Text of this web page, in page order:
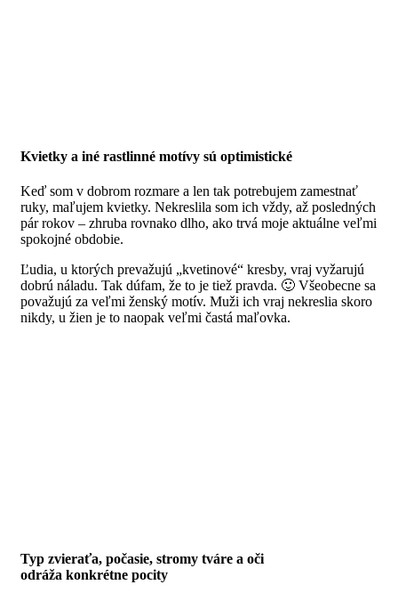
Kvietky a iné rastlinné motívy sú optimistické
Keď som v dobrom rozmare a len tak potrebujem zamestnať
ruky, maľujem kvietky. Nekreslila som ich vždy, až posledných
pár rokov – zhruba rovnako dlho, ako trvá moje aktuálne veľmi
spokojné obdobie.
Ľudia, u ktorých prevažujú „kvetinové“ kresby, vraj vyžarujú
dobrú náladu. Tak dúfam, že to je tiež pravda. 🙂 Všeobecne sa
považujú za veľmi ženský motív. Muži ich vraj nekreslia skoro
nikdy, u žien je to naopak veľmi častá maľovka.
Typ zvieraťa, počasie, stromy tváre a oči
odráža konkrétne pocity